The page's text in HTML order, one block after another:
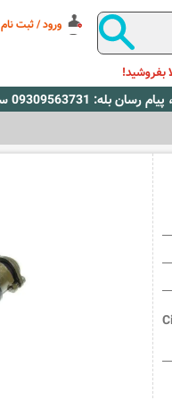
ورود / ثبت نام
بفروشید!